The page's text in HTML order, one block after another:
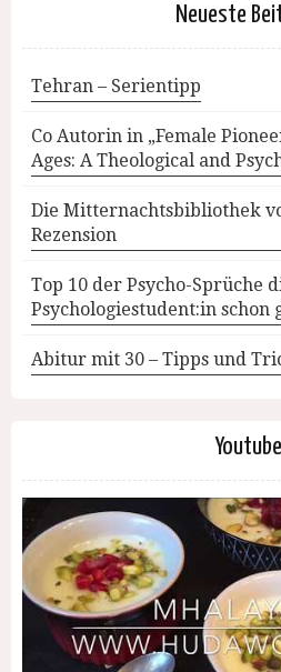
Neueste
Tehran – Serientipp
Co Autorin in „Female
Ages: A Theological and
Die Mitternachtsbibliothek
Rezension
Top 10 der Psycho-Sprüche
Psychologiestudent:in schon
Abitur mit 30 – Tipps und
Youtube